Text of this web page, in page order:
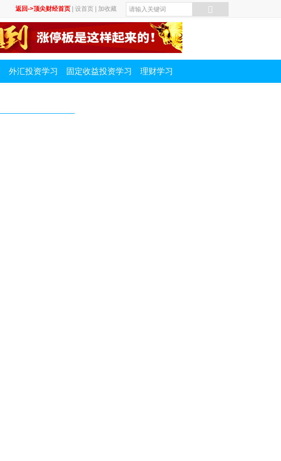
返回->顶尖财经首页 设首页 加收藏
外汇投资学习 固定收益投资学习 理财学习